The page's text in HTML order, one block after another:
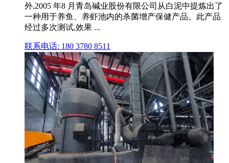
外,2005 年8 月青岛碱业股份有限公司从白泥中提炼出了
一种用于养鱼、养虾池内的杀菌增产保健产品。此产品
经过多次测试,效果 ...
联系电话: 180 3780 8511